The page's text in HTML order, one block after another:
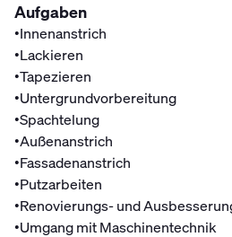
Aufgaben
•Innenanstrich
•Lackieren
•Tapezieren
•Untergrundvorbereitung
•Spachtelung
•Außenanstrich
•Fassadenanstrich
•Putzarbeiten
•Renovierungs- und
•Umgang mit Maschinentechnik